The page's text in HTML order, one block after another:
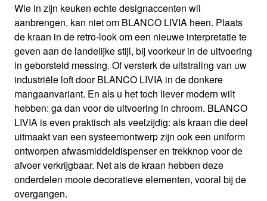
LIVIA
Van retro tot industrieel
Wie in zijn keuken echte designaccenten wil
aanbrengen, kan niet om BLANCO LIVIA heen. Plaats
de kraan in de retro-look om een nieuwe interpretatie te
geven aan de landelijke stijl, bij voorkeur in de uitvoering
in geborsteld messing. Of versterk de uitstraling van uw
industriële loft door BLANCO LIVIA in de donkere
mangaanvariant. En als u het toch liever modern wilt
hebben: ga dan voor de uitvoering in chroom. BLANCO
LIVIA is even praktisch als veelzijdig: als kraan die deel
uitmaakt van een systeemontwerp zijn ook een uniform
ontworpen afwasmiddeldispenser en trekknop voor de
afvoer verkrijgbaar. Net als de kraan hebben deze
onderdelen mooie decoratieve elementen, vooral bij de
overgangen.